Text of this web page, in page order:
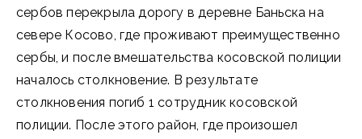
сербов перекрыла дорогу в деревне Баньска на
севере Косово, где проживают преимущественно
сербы, и после вмешательства косовской полиции
началось столкновение. В результате
столкновения погиб 1 сотрудник косовской
полиции. После этого район, где произошел